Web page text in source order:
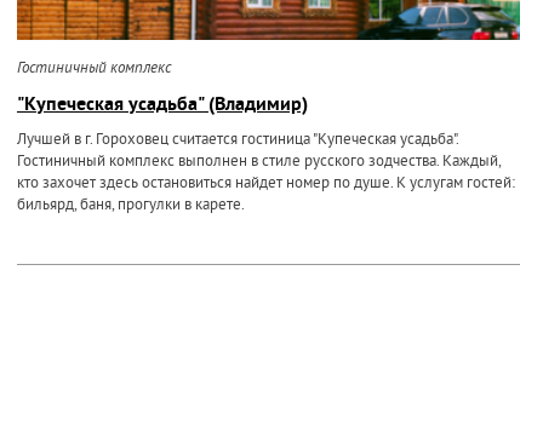
Гостиничный комплекс
"Купеческая усадьба" (Владимир)
Лучшей в г. Гороховец считается гостиница "Купеческая усадьба".
Гостиничный комплекс выполнен в стиле русского зодчества. Каждый,
кто захочет здесь остановиться найдет номер по душе. К услугам гостей:
бильярд, баня, прогулки в карете.